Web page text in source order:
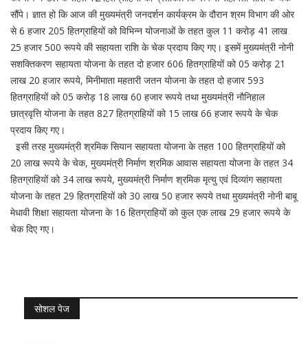
सौंपे। ज्ञात हो कि आज की मुख्यमंत्री जनदर्शन कार्यक्रम के दौरान श्रम विभाग की ओर
से 6 हजार 205 हितग्राहियों को विभिन्न योजनाओं के तहत कुल 11 करोड़ 41 लाख
25 हजार 500 रूपये की सहायता राशि के चेक प्रदाय किए गए। इसमें मुख्यमंत्री नोनी
सशक्तिकरण सहायता योजना के तहत दो हजार 606 हितग्राहियों को 05 करोड़ 21
लाख 20 हजार रूपये, मिनीमाता महतारी जतन योजना के तहत दो हजार 593
हितग्राहियों को 05 करोड़ 18 लाख 60 हजार रूपये तथा मुख्यमंत्री नौनिहाल
छात्रवृत्ति योजना के तहत 827 हितग्राहियों को 15 लाख 66 हजार रूपये के चेक
प्रदाय किए गए।
इसी तरह मुख्यमंत्री श्रमिक सियान सहायता योजना के तहत 100 हितग्राहियों को
20 लाख रूपये के चेक, मुख्यमंत्री निर्माण श्रमिक आवास सहायता योजना के तहत 34
हितग्राहियों को 34 लाख रूपये, मुख्यमंत्री निर्माण श्रमिक मृत्यु एवं दिव्यांग सहायता
योजना के तहत 29 हितग्राहियों को 30 लाख 50 हजार रूपये तथा मुख्यमंत्री नोनी बाबू
मेधावी शिक्षा सहायता योजना के 16 हितग्राहियों को कुल एक लाख 29 हजार रूपये के
चेक दिए गए।
सोशल पेज